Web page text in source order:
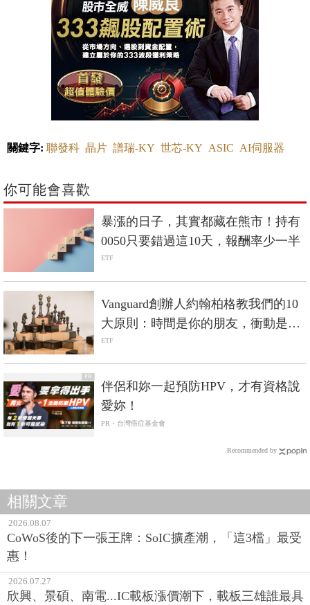
關鍵字: 聯發科 晶片 譜瑞-KY 世芯-KY ASIC AI伺服器
你可能會喜歡
暴漲的日子，其實都藏在熊市！持有
0050只要錯過這10天，報酬率少一半
ETF
Vanguard創辦人約翰柏格教我們的10
大原則：時間是你的朋友，衝動是你
的敵人
ETF
PR
伴侶和妳一起預防HPV，才有資格說
愛妳！
PR・台灣癌症基金會
Recommended by
相關文章
2026.08.07
CoWoS後的下一張王牌：SoIC擴產潮，「這3檔」最受
惠！
2026.07.27
欣興、景碩、南電...IC載板漲價潮下，載板三雄誰最具